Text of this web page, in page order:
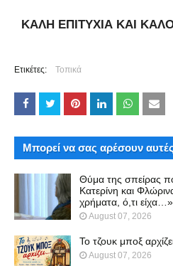
ΚΑΛΗ ΕΠΙΤΥΧΙΑ ΚΑΙ
Ετικέτες: Τοπικά
Μπορεί να σας αρέσουν αυτές
Θύμα της σπείρας
Κατερίνη και
χρήματα, ό,τι είχα…»
August 07, 2026
Το τζουκ μπoξ
August 07, 2026